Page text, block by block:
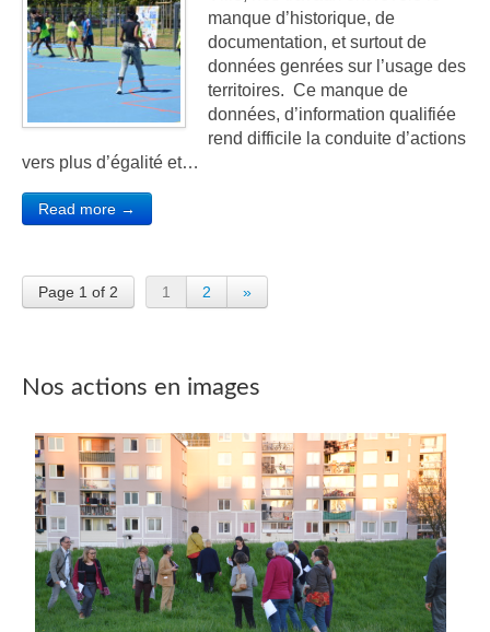
manque d’historique, de
documentation, et surtout de
données genrées sur l’usage des
territoires. Ce manque de
données, d’information qualifiée
rend difficile la conduite d’actions
vers plus d’égalité et…
Read more →
Page 1 of 2 1 2 »
Nos actions en images